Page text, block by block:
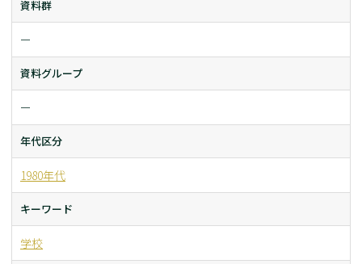
資料群
ー
資料グループ
ー
年代区分
1980年代
キーワード
学校